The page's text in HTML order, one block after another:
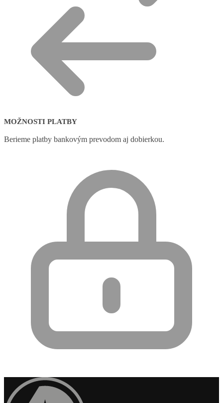
MOŽNOSTI PLATBY
Berieme platby bankovým prevodom aj dobierkou.